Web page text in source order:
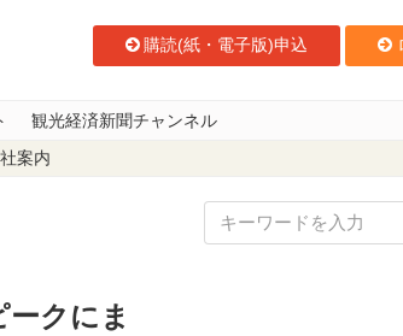
購読(紙・電子版)申込
観光経済新聞チャンネル
案内
践的カスタマーハラスメント対策講座
ークにま